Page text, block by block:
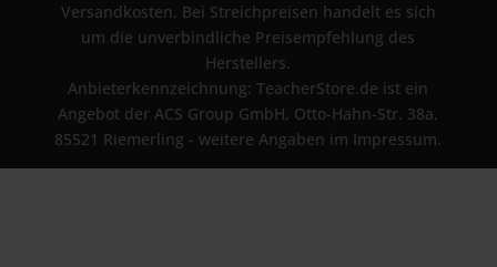
Versandkosten. Bei Streichpreisen handelt es sich
um die unverbindliche Preisempfehlung des
Herstellers.
Anbieterkennzeichnung: TeacherStore.de ist ein
Angebot der ACS Group GmbH, Otto-Hahn-Str. 38a,
85521 Riemerling - weitere Angaben im Impressum.